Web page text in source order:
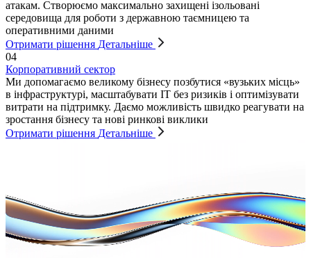
атакам. Створюємо максимально захищені ізольовані
середовища для роботи з державною таємницею та
оперативними даними
Отримати рішення Детальніше
04
Корпоративний сектор
Ми допомагаємо великому бізнесу позбутися «вузьких місць»
в інфраструктурі, масштабувати ІТ без ризиків і оптимізувати
витрати на підтримку. Даємо можливість швидко реагувати на
зростання бізнесу та нові ринкові виклики
Отримати рішення Детальніше